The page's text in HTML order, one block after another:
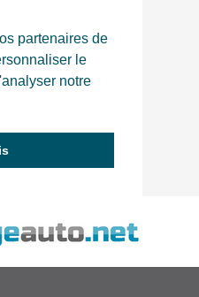
partenaires de
le
notre